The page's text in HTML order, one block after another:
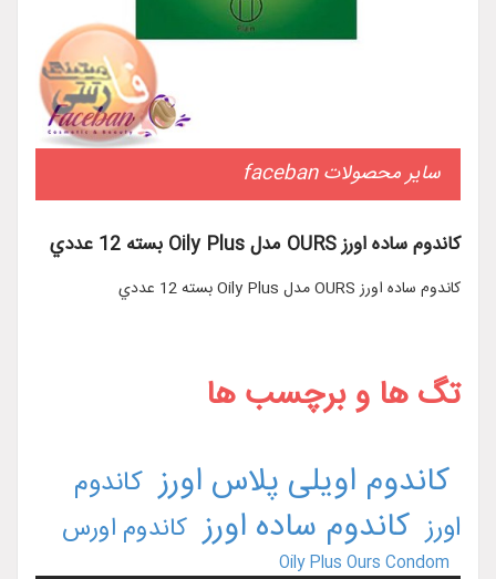
سایر محصولات faceban
کاندوم ساده اورز OURS مدل Oily Plus بسته 12 عددي
کاندوم ساده اورز OURS مدل Oily Plus بسته 12 عددي
تگ ها و برچسب ها
کاندوم اویلی پلاس اورز کاندوم
اورز کاندوم ساده اورز کاندوم اورس
Oily Plus Ours Condom